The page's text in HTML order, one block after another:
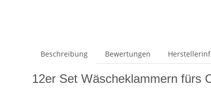
Beschreibung Bewertungen
12er Set Wäscheklammern fürs